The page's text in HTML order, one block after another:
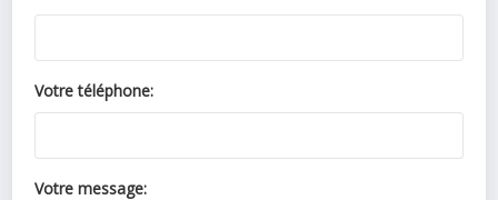
Votre téléphone:
Votre message: